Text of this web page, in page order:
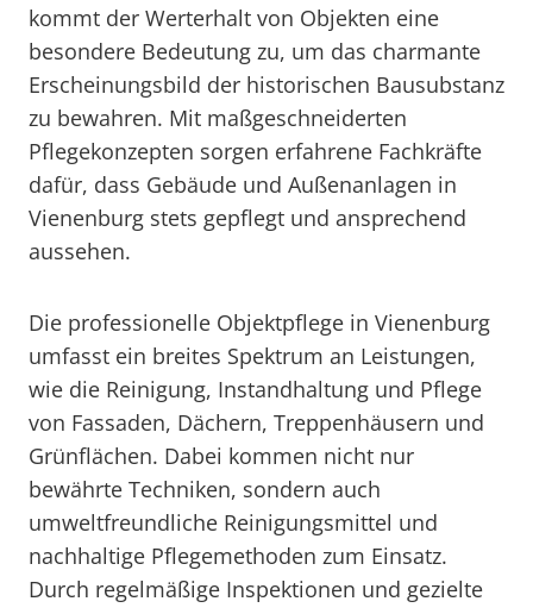
kommt der Werterhalt von Objekten eine
besondere Bedeutung zu, um das charmante
Erscheinungsbild der historischen Bausubstanz
zu bewahren. Mit maßgeschneiderten
Pflegekonzepten sorgen erfahrene Fachkräfte
dafür, dass Gebäude und Außenanlagen in
Vienenburg stets gepflegt und ansprechend
aussehen.
Die professionelle Objektpflege in Vienenburg
umfasst ein breites Spektrum an Leistungen,
wie die Reinigung, Instandhaltung und Pflege
von Fassaden, Dächern, Treppenhäusern und
Grünflächen. Dabei kommen nicht nur
bewährte Techniken, sondern auch
umweltfreundliche Reinigungsmittel und
nachhaltige Pflegemethoden zum Einsatz.
Durch regelmäßige Inspektionen und gezielte